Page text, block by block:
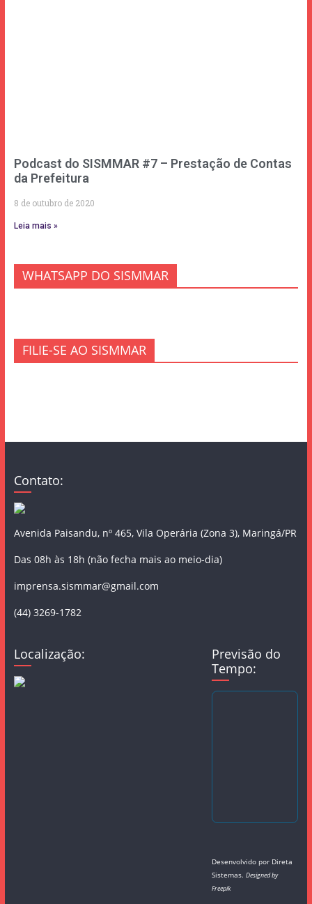
Podcast do SISMMAR #7 – Prestação de Contas
da Prefeitura
8 de outubro de 2020
Leia mais »
WHATSAPP DO SISMMAR
FILIE-SE AO SISMMAR
Contato:
Avenida Paisandu, nº 465, Vila Operária (Zona 3), Maringá/PR
Das 08h às 18h (não fecha mais ao meio-dia)
imprensa.sismmar@gmail.com
(44) 3269-1782
Localização:
Previsão do
Tempo:
Desenvolvido por Direta
Sistemas.Designed by
Freepik